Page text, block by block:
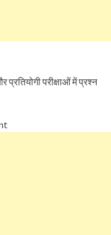
परीक्षाओं में प्रश्न